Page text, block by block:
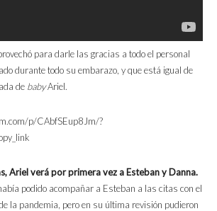
para darle las gracias a todo el personal
durante todo su embarazo, y que está igual de
de babyAriel.
p/CAbfSEup8Jm/?
Ariel verá por primera vez a Esteban y Danna.
podido acompañar a Esteban a las citas con el
la pandemia, pero en su última revisión pudieron